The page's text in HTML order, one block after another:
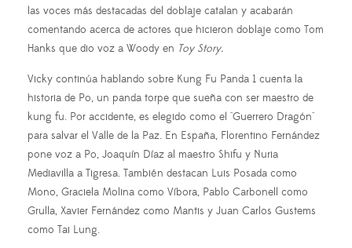
las voces más destacadas del doblaje catalan y acabarán
comentando acerca de actores que hicieron doblaje como Tom
Hanks que dio voz a Woody en Toy Story.
Vicky continúa hablando sobre Kung Fu Panda 1 cuenta la
historia de Po, un panda torpe que sueña con ser maestro de
kung fu. Por accidente, es elegido como el "Guerrero Dragón"
para salvar el Valle de la Paz. En España, Florentino Fernández
pone voz a Po, Joaquín Díaz al maestro Shifu y Nuria
Mediavilla a Tigresa. También destacan Luis Posada como
Mono, Graciela Molina como Víbora, Pablo Carbonell como
Grulla, Xavier Fernández como Mantis y Juan Carlos Gustems
como Tai Lung.